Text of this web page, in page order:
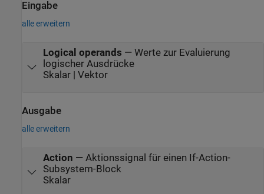
Eingabe
alle erweitern
Logical operands — Werte zur Evaluierung
logischer Ausdrücke
Skalar | Vektor
Ausgabe
alle erweitern
Action — Aktionssignal für einen If-Action-
Subsystem-Block
Skalar